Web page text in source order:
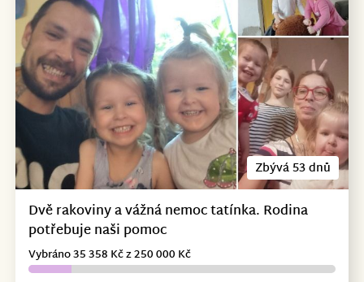
Zbývá 53 dnů
Dvě rakoviny a vážná nemoc tatínka. Rodina
potřebuje naši pomoc
Vybráno 35 358 Kč z 250 000 Kč